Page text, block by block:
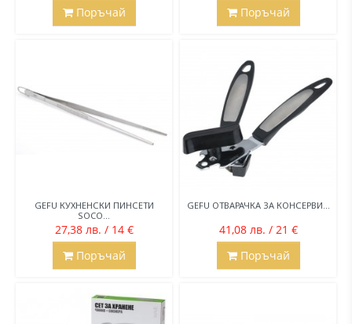
Поръчай
Поръчай
GEFU КУХНЕНСКИ ПИНСЕТИ
SOCO...
27,38 лв. / 14 €
Поръчай
GEFU ОТВАРАЧКА ЗА КОНСЕРВИ...
41,08 лв. / 21 €
Поръчай